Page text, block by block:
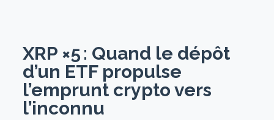
XRP ×5 : Quand le dépôt
d’un ETF propulse
l’emprunt crypto vers
l’inconnu